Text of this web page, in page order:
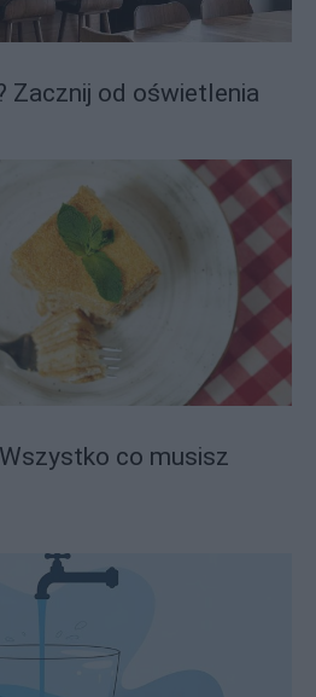
Zacznij od oświetlenia
co musisz